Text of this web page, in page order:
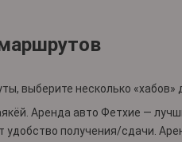
выберите несколько «хабов»
Аренда авто Фетхие —
удобство получения/сдачи.